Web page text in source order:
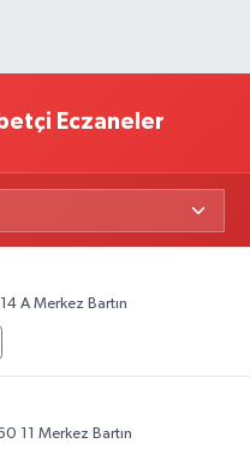
Eczaneler
A Merkez Bartın
11 Merkez Bartın